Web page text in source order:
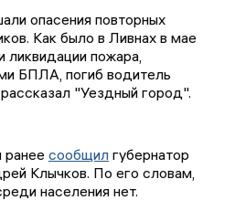
опасения повторных
Как было в Ливнах в мае
пожара,
БПЛА, погиб водитель
"Уездный город".
сообщил губернатор
Клычков. По его словам,
населения нет.